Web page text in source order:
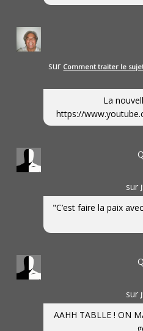
sur Comment traiter le
La
https://
sur
"C’est faire la paix
sur
AAHH TABLLE ! ON